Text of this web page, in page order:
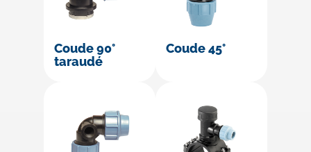
Coude 90°
taraudé
Coude 45°